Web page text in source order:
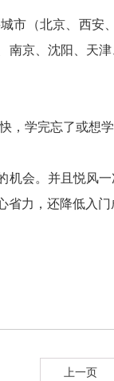
市（北京、西
南京、沈阳、天
，学完忘了或想
机会。并且悦风
力，还降低入门
上一页